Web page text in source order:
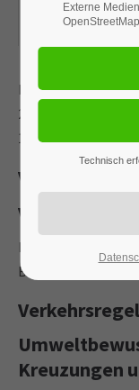
11.05.2022
Dieses Ereignis wird
28.05.2026
11.05.2022. bis zum
Rot, Rot-Gelb,
Blinklicht, 2-Farben-
Kreuzungen
Externe
Technisch